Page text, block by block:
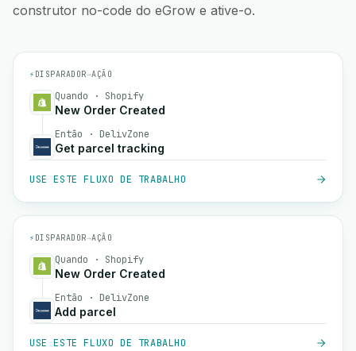
construtor no-code do eGrow e ative-o.
⚡ DISPARADOR→AÇÃO
Quando · Shopify
New Order Created
Então · DelivZone
Get parcel tracking
USE ESTE FLUXO DE TRABALHO
⚡ DISPARADOR→AÇÃO
Quando · Shopify
New Order Created
Então · DelivZone
Add parcel
USE ESTE FLUXO DE TRABALHO